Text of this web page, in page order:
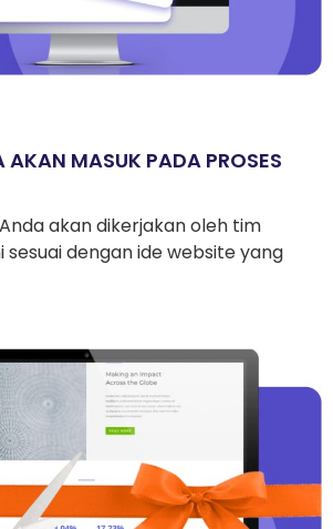
AKAN MASUK PADA PROSES
akan dikerjakan oleh tim
dengan ide website yang